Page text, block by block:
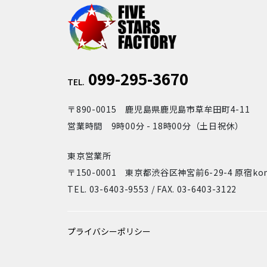
TEL. 099-295-3670
〒890-0015 鹿児島県鹿児島市草牟田町4-11
営業時間 9時00分 - 18時00分（土日祝休）
東京営業所
〒150-0001 東京都渋谷区神宮前6-29-4 原宿
TEL. 03-6403-9553 / FAX. 03-6403-3122
プライバシーポリシー